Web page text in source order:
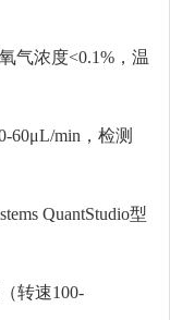
气浓度<0.1%，温
60μL/min，检测
QuantStudio型
转速100-